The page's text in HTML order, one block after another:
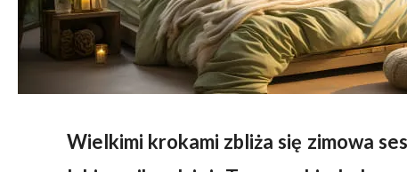
Wielkimi krokami zbliża się zimowa